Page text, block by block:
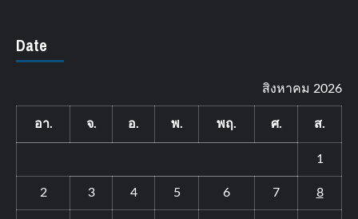
Date
สิงหาคม 2026
อา. จ. อ. พ. พฤ. ศ. ส.
1
2 3 4 5 6 7 8